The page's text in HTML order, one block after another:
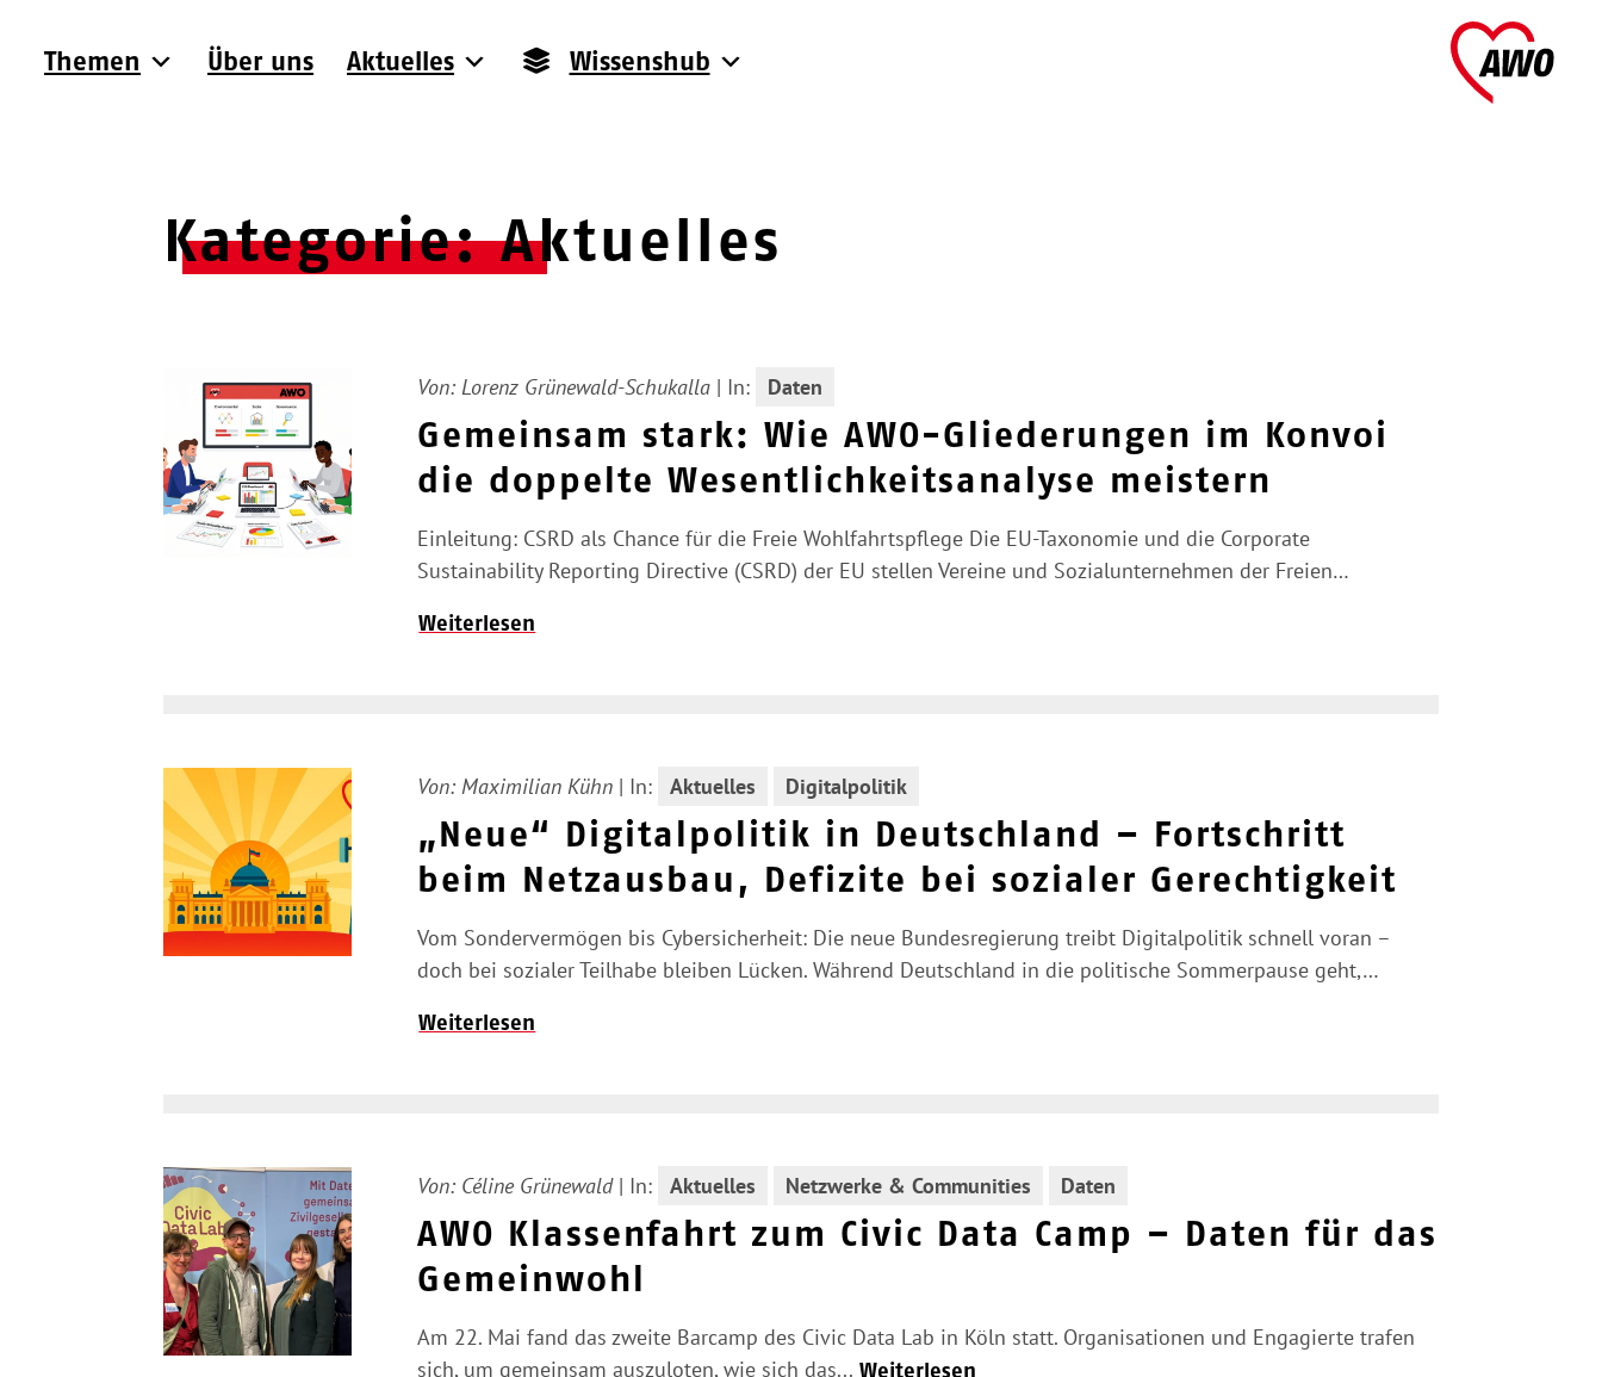
Themen Über uns Aktuelles Wissenshub
Kategorie:Aktuelles
Von: Lorenz Grünewald-Schukalla | In: Daten
Gemeinsam stark: Wie AWO-Gliederungen im Konvoi
die doppelte Wesentlichkeitsanalyse meistern
Einleitung: CSRD als Chance für die Freie Wohlfahrtspflege Die EU-Taxonomie und die Corporate
Sustainability Reporting Directive (CSRD) der EU stellen Vereine und Sozialunternehmen der Freien…
Weiterlesen
Von: Maximilian Kühn | In: Aktuelles Digitalpolitik
„Neue“ Digitalpolitik in Deutschland – Fortschritt
beim Netzausbau, Defizite bei sozialer Gerechtigkeit
Vom Sondervermögen bis Cybersicherheit: Die neue Bundesregierung treibt Digitalpolitik schnell voran –
doch bei sozialer Teilhabe bleiben Lücken. Während Deutschland in die politische Sommerpause geht,…
Weiterlesen
Von: Céline Grünewald | In: Aktuelles Netzwerke & Communities Daten
AWO Klassenfahrt zum Civic Data Camp – Daten für das
Gemeinwohl
Am 22. Mai fand das zweite Barcamp des Civic Data Lab in Köln statt. Organisationen und Engagierte trafen
sich, um gemeinsam auszuloten, wie sich das... Weiterlesen